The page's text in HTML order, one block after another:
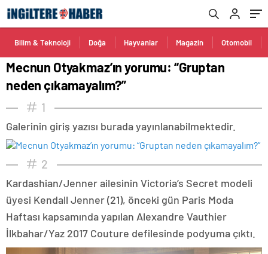
Bilim & Teknoloji Doğa Hayvanlar Magazin Otomobil
Mecnun Otyakmaz’ın yorumu: “Gruptan
neden çıkamayalım?”
1
Galerinin giriş yazısı burada yayınlanabilmektedir.
2
Kardashian/Jenner ailesinin Victoria’s Secret modeli
üyesi Kendall Jenner (21), önceki gün Paris Moda
Haftası kapsamında yapılan Alexandre Vauthier
İlkbahar/Yaz 2017 Couture defilesinde podyuma çıktı.